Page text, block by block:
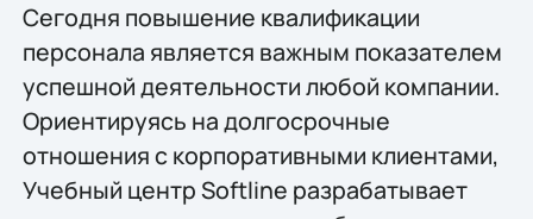
Сегодня повышение квалификации
персонала является важным показателем
успешной деятельности любой компании.
Ориентируясь на долгосрочные
отношения с корпоративными клиентами,
Учебный центр Softline разрабатывает